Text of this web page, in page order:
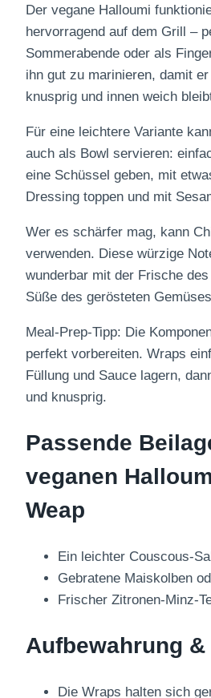
Der vegane Halloumi
hervorragend auf dem Grill –
Sommerabende oder als
ihn gut zu marinieren, damit
knusprig und innen weich
Für eine leichtere Variante
auch als Bowl servieren:
eine Schüssel geben, mit
Dressing toppen und mit
Wer es schärfer mag, kann
verwenden. Diese würzige
wunderbar mit der Frische
Süße des gerösteten
Meal-Prep-Tipp: Die
perfekt vorbereiten. Wraps
Füllung und Sauce lagern,
und knusprig.
Passende
veganen
Weap
Ein leichter Couscous-
Gebratene Maiskolben
Frischer Zitronen-Minz-
Aufbewahrung &
Die Wraps halten sich